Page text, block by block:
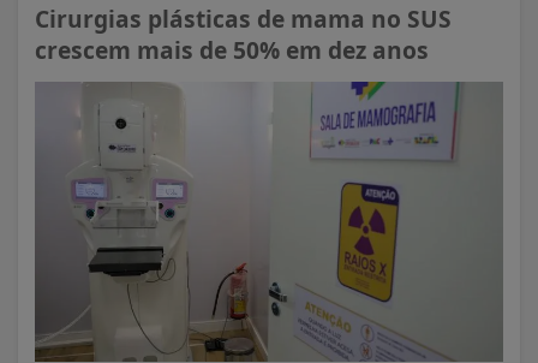
Cirurgias plásticas de mama no SUS
crescem mais de 50% em dez anos